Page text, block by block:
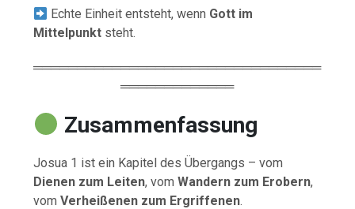
Echte Einheit entsteht, wenn Gott im
Mittelpunkt steht.
═════════════════════════════════
═════════════
Zusammenfassung
Josua 1 ist ein Kapitel des Übergangs – vom
Dienen zum Leiten, vomWandern zum Erobern,
vomVerheißenen zum Ergriffenen.